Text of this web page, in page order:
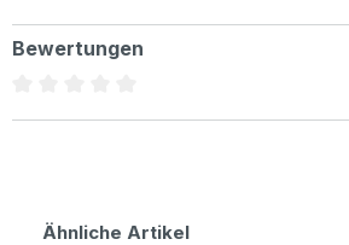
Bewertungen
Produktgalerie überspringen
Ähnliche Artikel